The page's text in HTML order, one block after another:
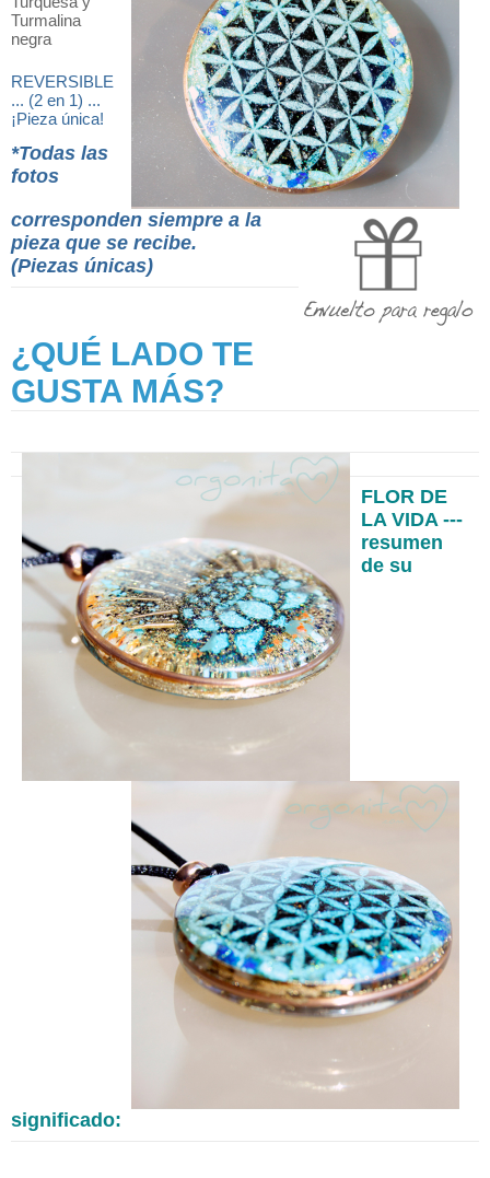
Turmalina
negra
REVERSIBLE
... (2 en 1) ...
¡Pieza única!
*Todas las
fotos
corresponden siempre a la
pieza que se recibe.
(Piezas únicas)
¿QUÉ LADO TE
GUSTA MÁS?
FLOR DE
LA VIDA ---
resumen
de su
significado: